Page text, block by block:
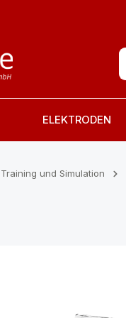
ELEKTRODEN
Training und Simulation